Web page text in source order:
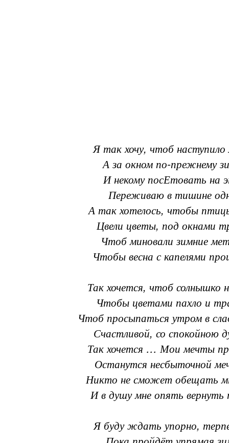
Я так хочу, чтоб
А за окном по-прежнему
И некому посЕтовать на
Переживаю в тишине
А так хотелось, чтобы
Цвели цветы, под окнами
Чтоб миновали зимние
Чтобы весна с капелями
Так хочется, чтоб солнышко
Чтобы цветами пахло и
Чтоб просыпаться утром в
Счастливой, со спокойною
Так хочется … Мои мечты
Останутся несбыточной
Никто не сможет обещать
И в душу мне опять вернуть
Я буду ждать упорно,